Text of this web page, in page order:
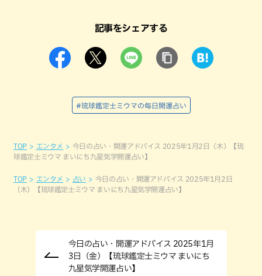
記事をシェアする
#琉球鑑定士ミウマの毎日開運占い
TOP エンタメ
今日の占い・開運アドバイス 2025年1月2日（木）【琉
球鑑定士ミウマ まいにち九星気学開運占い】
TOP エンタメ 占い
今日の占い・開運アドバイス 2025年1月2日
（木）【琉球鑑定士ミウマ まいにち九星気学開運占い】
今日の占い・開運アドバイス 2025年1月
3日（金）【琉球鑑定士ミウマ まいにち
九星気学開運占い】